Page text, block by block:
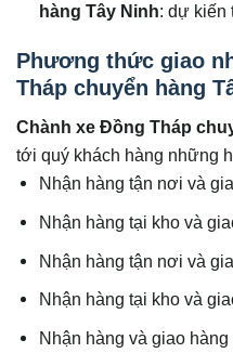
hàngTây Ninh: dự kiến
Phương thức giao
Tháp chuyển hàng
Chành xe Đồng Tháp
tới quý khách hàng những
Nhận hàng tận nơi và
Nhận hàng tại kho và
Nhận hàng tận nơi và
Nhận hàng tại kho và
Nhận hàng và giao